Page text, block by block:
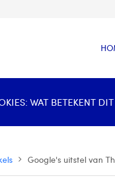
WAT BETEKENT
Google's uitstel van